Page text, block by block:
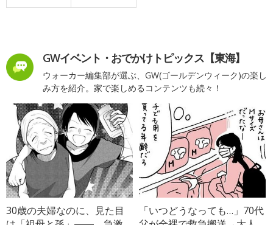
GWイベント・おでかけトピックス【東海】
ウォーカー編集部が選ぶ、GW(ゴールデンウィーク)の楽し
み方を紹介。家で楽しめるコンテンツも続々！
30歳の夫婦なのに、見た目
「いつどうなっても…」70代